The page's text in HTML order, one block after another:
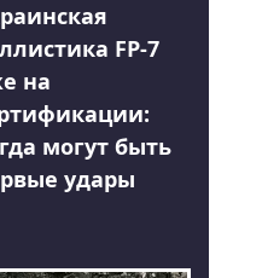
FP-7
на
могут быть
удары